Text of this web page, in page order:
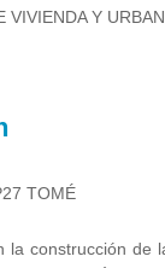
VIVIENDA Y
TOMÉ
la construcción